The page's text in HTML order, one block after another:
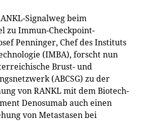
Signalweg beim
zu Immun-Checkpoint-
Penninger, Chef des Instituts
(IMBA), forscht nun
Brust- und
(ABCSG) zu der
von RANKL mit dem Biotech-
Denosumab auch einen
von Metastasen bei